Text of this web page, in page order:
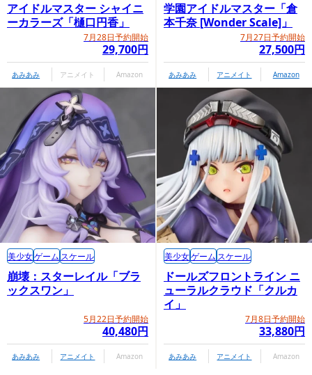
アイドルマスター シャイニ
ーカラーズ「樋口円香」
7月28日予約開始
29,700円
あみあみ アニメイト Amazon
学園アイドルマスター「倉
本千奈 [Wonder Scale]」
7月27日予約開始
27,500円
あみあみ アニメイト Amazon
崩壊：スターレイル「ブラ
ックスワン」
5月22日予約開始
40,480円
美少女ゲーム スケール
あみあみ アニメイト Amazon
ドールズフロントライン ニ
ューラルクラウド「クルカ
イ」
7月8日予約開始
33,880円
美少女ゲーム スケール
あみあみ アニメイト Amazon